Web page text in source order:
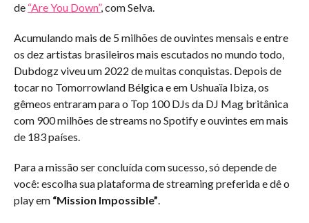
de “Are You Down”, com Selva.
Acumulando mais de 5 milhões de ouvintes mensais e entre
os dez artistas brasileiros mais escutados no mundo todo,
Dubdogz viveu um 2022 de muitas conquistas. Depois de
tocar no Tomorrowland Bélgica e em Ushuaïa Ibiza, os
gêmeos entraram para o Top 100 DJs da DJ Mag britânica
com 900 milhões de streams no Spotify e ouvintes em mais
de 183 países.
Para a missão ser concluída com sucesso, só depende de
você: escolha sua plataforma de streaming preferida e dê o
play em “Mission Impossible”.